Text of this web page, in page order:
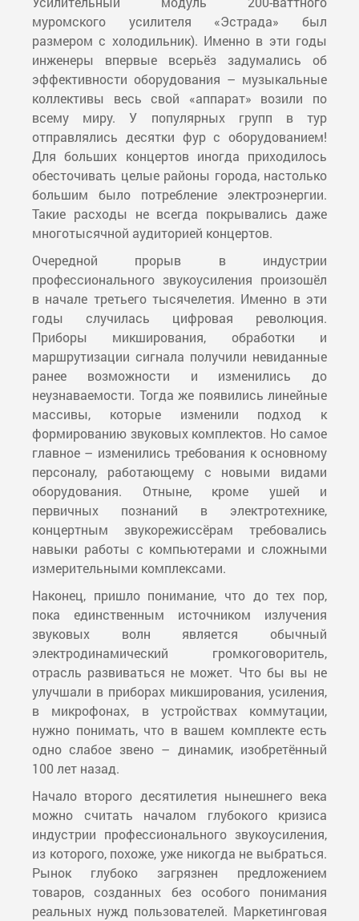
муромского усилителя «Эстрада» был
размером с холодильник). Именно в эти годы
инженеры впервые всерьёз задумались об
эффективности оборудования – музыкальные
коллективы весь свой «аппарат» возили по
всему миру. У популярных групп в тур
отправлялись десятки фур с оборудованием!
Для больших концертов иногда приходилось
обесточивать целые районы города, настолько
большим было потребление электроэнергии.
Такие расходы не всегда покрывались даже
многотысячной аудиторией концертов.
Очередной прорыв в индустрии
профессионального звукоусиления произошёл
в начале третьего тысячелетия. Именно в эти
годы случилась цифровая революция.
Приборы микширования, обработки и
маршрутизации сигнала получили невиданные
ранее возможности и изменились до
неузнаваемости. Тогда же появились линейные
массивы, которые изменили подход к
формированию звуковых комплектов. Но самое
главное – изменились требования к основному
персоналу, работающему с новыми видами
оборудования. Отныне, кроме ушей и
первичных познаний в электротехнике,
концертным звукорежиссёрам требовались
навыки работы с компьютерами и сложными
измерительными комплексами.
Наконец, пришло понимание, что до тех пор,
пока единственным источником излучения
звуковых волн является обычный
электродинамический громкоговоритель,
отрасль развиваться не может. Что бы вы не
улучшали в приборах микширования, усиления,
в микрофонах, в устройствах коммутации,
нужно понимать, что в вашем комплекте есть
одно слабое звено – динамик, изобретённый
100 лет назад.
Начало второго десятилетия нынешнего века
можно считать началом глубокого кризиса
индустрии профессионального звукоусиления,
из которого, похоже, уже никогда не выбраться.
Рынок глубоко загрязнен предложением
товаров, созданных без особого понимания
реальных нужд пользователей. Маркетинговая